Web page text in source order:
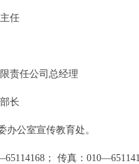
任
责任公司总经理
长
公室宣传教育处。
； 传真：